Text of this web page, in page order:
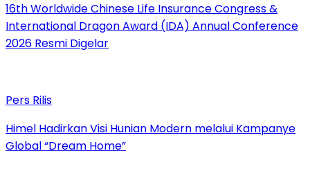
16th Worldwide Chinese Life Insurance Congress &
International Dragon Award (IDA) Annual Conference
2026 Resmi Digelar
Pers Rilis
Himel Hadirkan Visi Hunian Modern melalui Kampanye
Global “Dream Home”